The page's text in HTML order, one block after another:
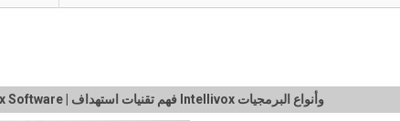
JBL Intellivox Software | فهم تقنيات استهداف Intellivox وأنواع البرمجيات